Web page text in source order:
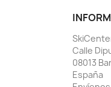
Calle
08013
España